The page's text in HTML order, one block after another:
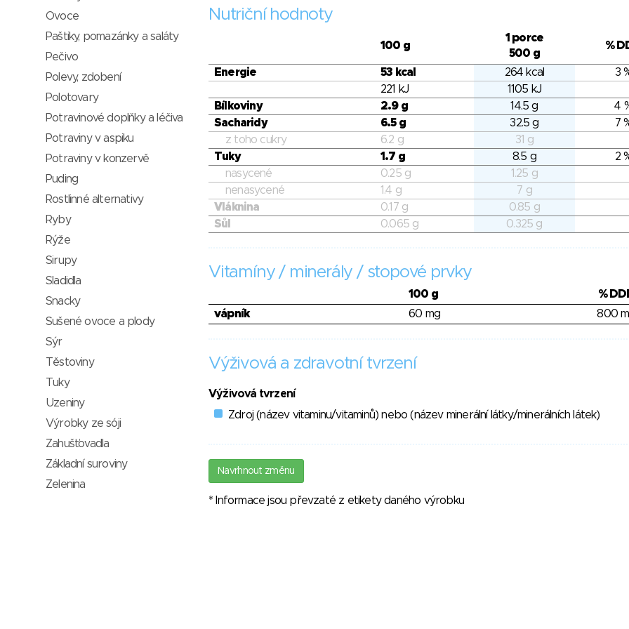
Nutriční hodnoty
100 g
1 porce
500 g
%
Energie 53 kcal 264 kcal
3
221 kJ
1105 kJ
Bílkoviny
2.9 g 14.5 g
4
Sacharidy
6.5 g 32.5 g
7
z toho cukry
6.2 g
31 g
Tuky
1.7 g 8.5 g
2
nasycené
0.25 g
1.25 g
nenasycené
1.4 g
7 g
Vláknina
0.17 g
0.85 g
Sůl
0.065 g 0.325 g
Vitamíny / minerály / stopové prvky
100 g
%
vápník
60 mg 800
Výživová a zdravotní tvrzení
Výživová tvrzení
Zdroj (název vitaminu/vitaminů) nebo (název minerální látky/minerálních látek)
Navrhnout změnu
* Informace jsou převzaté z etikety daného výrobku
Ovoce
Paštiky, pomazánky a saláty
Pečivo
Polevy, zdobení
Polotovary
Potravinové doplňky a léčiva
Potraviny v aspiku
Potraviny v konzervě
Puding
Rostlinné alternativy
Ryby
Rýže
Sirupy
Sladidla
Snacky
Sušené ovoce a plody
Sýr
Těstoviny
Tuky
Uzeniny
Výrobky ze sóji
Zahušťovadla
Základní suroviny
Zelenina